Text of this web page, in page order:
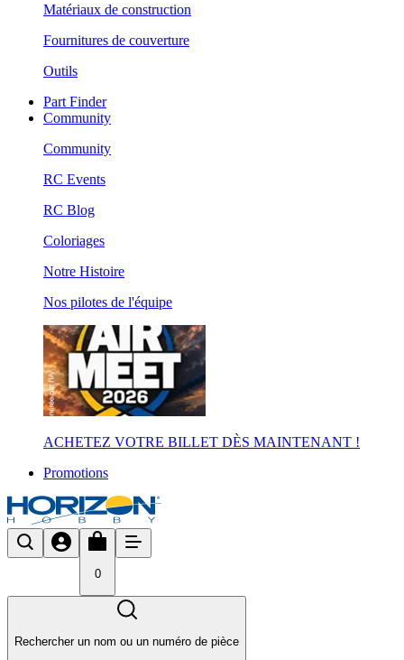
Matériaux de construction
Fournitures de couverture
Outils
Part Finder
Community
Community
RC Events
RC Blog
Coloriages
Notre Histoire
Nos pilotes de l'équipe
ACHETEZ VOTRE BILLET DÈS MAINTENANT !
Promotions
0
Rechercher un nom ou un numéro de pièce